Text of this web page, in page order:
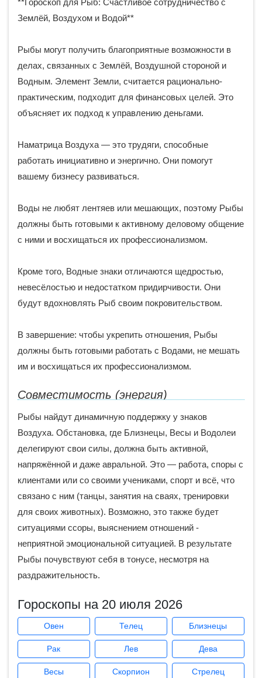
**Гороскоп для Рыб: Счастливое сотрудничество с
Землёй, Воздухом и Водой**
Рыбы могут получить благоприятные возможности в
делах, связанных с Землёй, Воздушной стороной и
Водным. Элемент Земли, считается рационально-
практическим, подходит для финансовых целей. Это
объясняет их подход к управлению деньгами.
Наматрица Воздуха — это трудяги, способные
работать инициативно и энергично. Они помогут
вашему бизнесу развиваться.
Воды не любят лентяев или мешающих, поэтому Рыбы
должны быть готовыми к активному деловому общение
с ними и восхищаться их профессионализмом.
Кроме того, Водные знаки отличаются щедростью,
невесёлостью и недостатком придирчивости. Они
будут вдохновлять Рыб своим покровительством.
В завершение: чтобы укрепить отношения, Рыбы
должны быть готовыми работать с Водами, не мешать
им и восхищаться их профессионализмом.
Совместимость (энергия)
Рыбы найдут динамичную поддержку у знаков
Воздуха. Обстановка, где Близнецы, Весы и Водолеи
делегируют свои силы, должна быть активной,
напряжённой и даже авральной. Это — работа, споры с
клиентами или со своими учениками, спорт и всё, что
связано с ним (танцы, занятия на сваях, тренировки
для своих животных). Возможно, это также будет
ситуациями ссоры, выяснением отношений -
неприятной эмоциональной ситуацией. В результате
Рыбы почувствуют себя в тонусе, несмотря на
раздражительность.
Гороскопы на 20 июля 2026
Овен Телец Близнецы
Рак Лев Дева
Весы Скорпион Стрелец